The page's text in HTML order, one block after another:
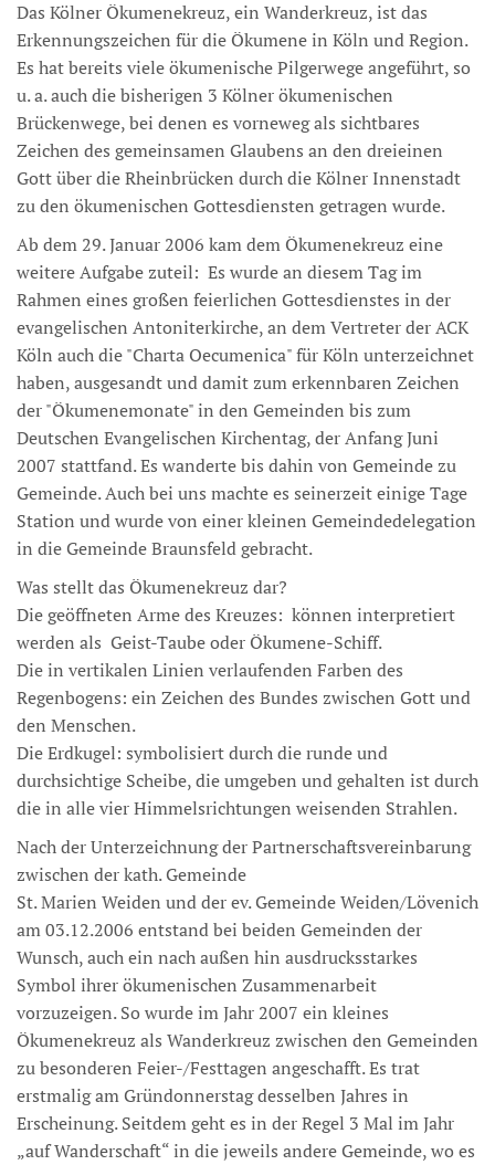
Das Kölner Ökumenekreuz, ein Wanderkreuz, ist das
Erkennungszeichen für die Ökumene in Köln und Region.
Es hat bereits viele ökumenische Pilgerwege angeführt, so
u. a. auch die bisherigen 3 Kölner ökumenischen
Brückenwege, bei denen es vorneweg als sichtbares
Zeichen des gemeinsamen Glaubens an den dreieinen
Gott über die Rheinbrücken durch die Kölner Innenstadt
zu den ökumenischen Gottesdiensten getragen wurde.
Ab dem 29. Januar 2006 kam dem Ökumenekreuz eine
weitere Aufgabe zuteil: Es wurde an diesem Tag im
Rahmen eines großen feierlichen Gottesdienstes in der
evangelischen Antoniterkirche, an dem Vertreter der ACK
Köln auch die "Charta Oecumenica" für Köln unterzeichnet
haben, ausgesandt und damit zum erkennbaren Zeichen
der "Ökumenemonate" in den Gemeinden bis zum
Deutschen Evangelischen Kirchentag, der Anfang Juni
2007 stattfand. Es wanderte bis dahin von Gemeinde zu
Gemeinde. Auch bei uns machte es seinerzeit einige Tage
Station und wurde von einer kleinen Gemeindedelegation
in die Gemeinde Braunsfeld gebracht.
Was stellt das Ökumenekreuz dar?
Die geöffneten Arme des Kreuzes: können interpretiert
werden als Geist-Taube oder Ökumene-Schiff.
Die in vertikalen Linien verlaufenden Farben des
Regenbogens: ein Zeichen des Bundes zwischen Gott und
den Menschen.
Die Erdkugel: symbolisiert durch die runde und
durchsichtige Scheibe, die umgeben und gehalten ist durch
die in alle vier Himmelsrichtungen weisenden Strahlen.
Nach der Unterzeichnung der Partnerschaftsvereinbarung
zwischen der kath. Gemeinde
St. Marien Weiden und der ev. Gemeinde Weiden/Lövenich
am 03.12.2006 entstand bei beiden Gemeinden der
Wunsch, auch ein nach außen hin ausdrucksstarkes
Symbol ihrer ökumenischen Zusammenarbeit
vorzuzeigen. So wurde im Jahr 2007 ein kleines
Ökumenekreuz als Wanderkreuz zwischen den Gemeinden
zu besonderen Feier-/Festtagen angeschafft. Es trat
erstmalig am Gründonnerstag des­selben Jahres in
Erscheinung. Seitdem geht es in der Regel 3 Mal im Jahr
„auf Wanderschaft“ in die jeweils andere Gemeinde, wo es